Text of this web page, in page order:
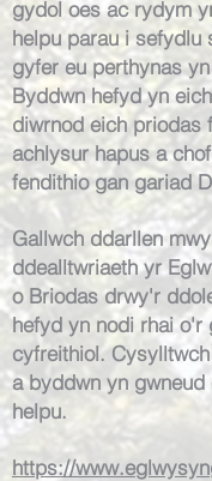
gydol oes ac rydym
helpu parau i sefydlu
gyfer eu perthynas
Byddwn hefyd yn
diwrnod eich priodas
achlysur hapus a
fendithio gan gariad
Gallwch ddarllen
ddealltwriaeth yr
o Briodas drwy'r
hefyd yn nodi rhai o'r
cyfreithiol.
a byddwn yn gwneud
helpu.
https://